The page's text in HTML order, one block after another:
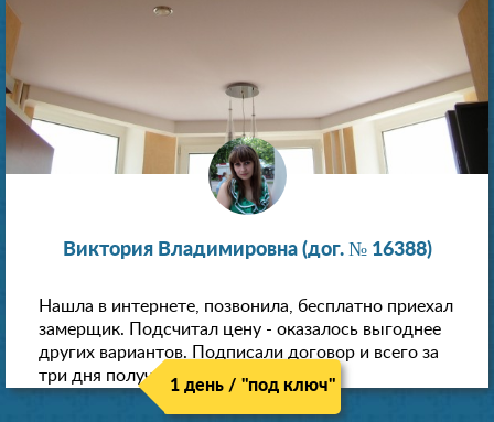
Виктория Владимировна (дог. № 16388)
Нашла в интернете, позвонила, бесплатно приехал
замерщик. Подсчитал цену - оказалось выгоднее
других вариантов. Подписали договор и всего за
три дня получили новые потолки!
1 день / "под ключ"